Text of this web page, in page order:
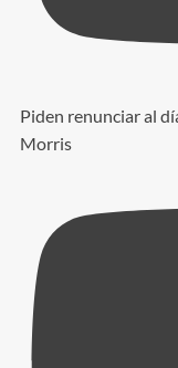
Piden renunciar al
Morris